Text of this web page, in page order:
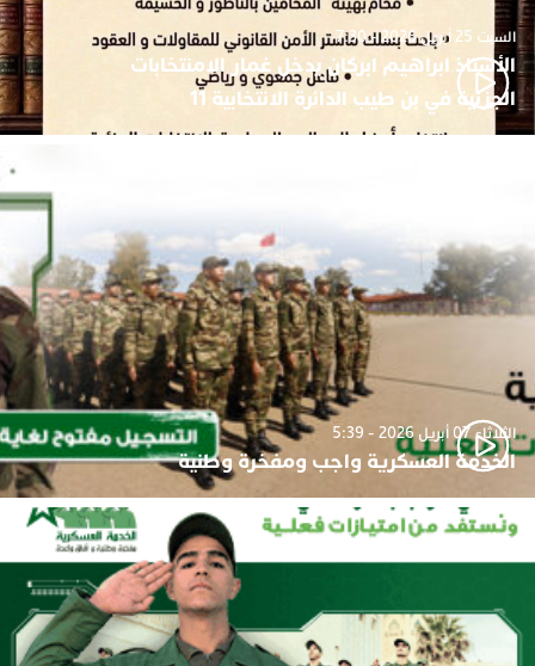
السبت 25 أبريل 2026 - 7:30
الأستاذ ابراهيم ابركان يدخل غمار الامنتخابات
الجزئية في بن طيب الدائرة الانتخابية 11
الثلاثاء 07 أبريل 2026 - 5:39
الخدمة العسكرية واجب ومفخرة وطنية